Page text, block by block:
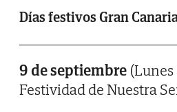
Días festivos Gran
9 de septiembre
Festividad de Nuestra